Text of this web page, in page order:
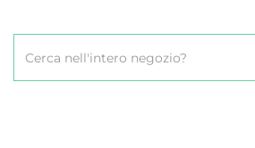
principale
Prodotto